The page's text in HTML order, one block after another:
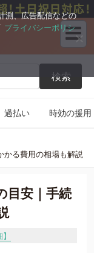
検索
宅ローン
過払い 時効の援用
かる費用の相場も解説
目安｜手続
測、広告配信などの
プライバシーポリシ